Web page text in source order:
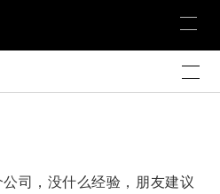
司，没什么经验，朋友建议